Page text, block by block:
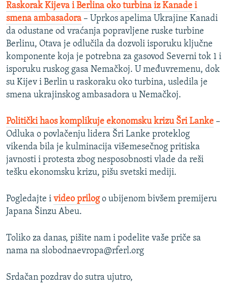
Raskorak Kijeva i Berlina oko turbina iz Kanade i
smena ambasadora – Uprkos apelima Ukrajine Kanadi
da odustane od vraćanja popravljene ruske turbine
Berlinu, Otava je odlučila da dozvoli isporuku ključne
komponente koja je potrebna za gasovod Severni tok 1 i
isporuku ruskog gasa Nemačkoj. U međuvremenu, dok
su Kijev i Berlin u raskoraku oko turbina, usledila je
smena ukrajinskog ambasadora u Nemačkoj.
Politički haos komplikuje ekonomsku krizu Šri Lanke –
Odluka o povlačenju lidera Šri Lanke proteklog
vikenda bila je kulminacija višemesečnog pritiska
javnosti i protesta zbog nesposobnosti vlade da reši
tešku ekonomsku krizu, pišu svetski mediji.
Pogledajte i video prilogo ubijenom bivšem premijeru
Japana Šinzu Abeu.
Toliko za danas, pišite nam i podelite vaše priče sa
nama na slobodnaevropa@rferl.org
Srdačan pozdrav do sutra ujutro,